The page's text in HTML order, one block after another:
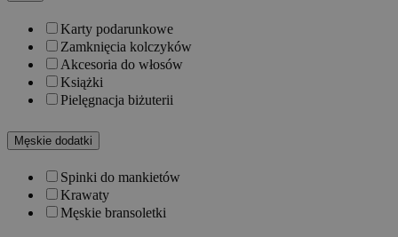
Karty podarunkowe
Zamknięcia kolczyków
Akcesoria do włosów
Książki
Pielęgnacja biżuterii
Męskie dodatki
Spinki do mankietów
Krawaty
Męskie bransoletki